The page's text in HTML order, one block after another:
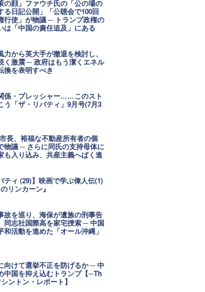
の顔」ファウチ氏の「公の場の
る日記公開」「公聴会で100回
行使」が物議 ─ トランプ政権の
は「中国の責任追及」にある
力から英大手が撤退を検討し、
く激震 ─ 政府はもう潔くエネル
換を表明すべき
係・プレッシャー……このスト
う「ザ・リバティ」9月号(7月3
長、裕福な不動産所有者の個
物議 ─ さらに同氏の支持母体に
も入り込み、共産主義へばく進
ティ (29)】映画で学ぶ偉人伝(1)
リンカーン』
故を巡り、海保が遺族の刑事告
同志社国際高を家宅捜索 ─ 中国
和活動を進めた「オール沖縄」
向けて選挙不正を防げるか ─ 中
中国を抑え込むトランプ【─Th
ントン・レポート】